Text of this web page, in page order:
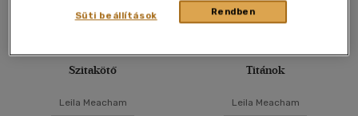
Szitakötő
Leila Meacham
Titánok
Leila Meacham
Rendben
Süti beállítások